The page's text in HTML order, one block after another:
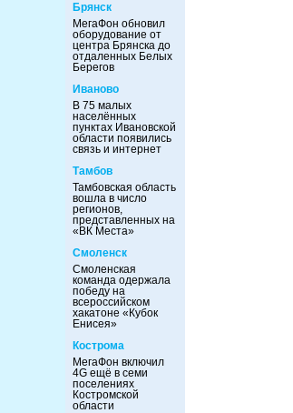
Брянск
МегаФон обновил
оборудование от
центра Брянска до
отдаленных Белых
Берегов
Иваново
В 75 малых
населённых
пунктах Ивановской
области появились
связь и интернет
Тамбов
Тамбовская область
вошла в число
регионов,
представленных на
«ВК Места»
Смоленск
Смоленская
команда одержала
победу на
всероссийском
хакатоне «Кубок
Енисея»
Кострома
МегаФон включил
4G ещё в семи
поселениях
Костромской
области